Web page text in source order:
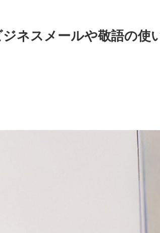
ネスメールや敬語の使